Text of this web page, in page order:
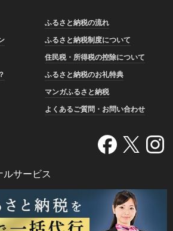
ふるさと納税の流れ
ふるさと納税制度について
住民税・所得税の控除について
ふるさと納税のお礼特典
マンガふるさと納税
よくあるご質問・お問い合わせ
サービス